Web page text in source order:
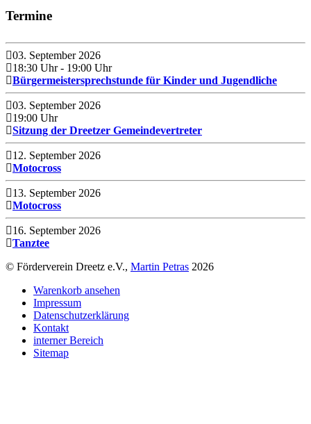
Termine
03. September 2026
18:30 Uhr - 19:00 Uhr
Bürgermeistersprechstunde für Kinder und Jugendliche
03. September 2026
19:00 Uhr
Sitzung der Dreetzer Gemeindevertreter
12. September 2026
Motocross
13. September 2026
Motocross
16. September 2026
Tanztee
© Förderverein Dreetz e.V., Martin Petras 2026
Warenkorb ansehen
Impressum
Datenschutzerklärung
Kontakt
interner Bereich
Sitemap